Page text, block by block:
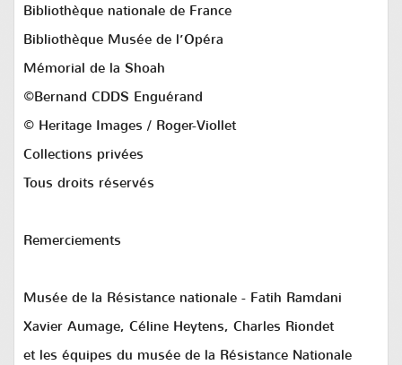
Bibliothèque nationale de France
Bibliothèque Musée de l’Opéra
Mémorial de la Shoah
©Bernand CDDS Enguérand
© Heritage Images / Roger-Viollet
Collections privées
Tous droits réservés
Remerciements
Musée de la Résistance nationale - Fatih Ramdani
Xavier Aumage, Céline Heytens, Charles Riondet
et les équipes du musée de la Résistance Nationale